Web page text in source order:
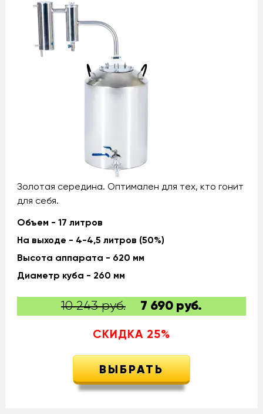
Золотая середина. Оптимален для тех, кто гонит
для себя.
Объем - 17 литров
На выходе - 4-4,5 литров (50%)
Высота аппарата - 620 мм
Диаметр куба - 260 мм
10 243 руб. 7 690руб.
СКИДКА 25%
ВЫБРАТЬ